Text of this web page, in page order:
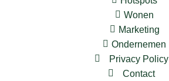
Wonen
Marketing
Ondernemen
Privacy Policy
Contact